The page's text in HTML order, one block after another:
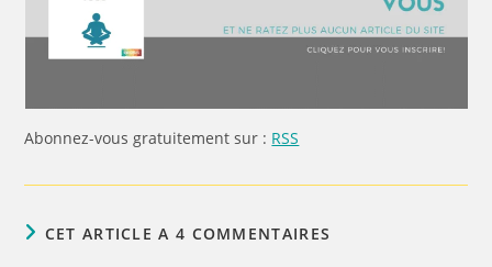
Abonnez-vous gratuitement sur : RSS
CET ARTICLE A 4 COMMENTAIRES